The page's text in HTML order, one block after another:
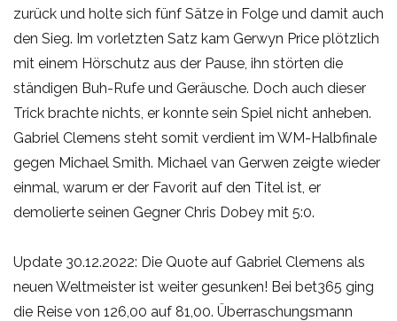
zurück und holte sich fünf Sätze in Folge und damit auch
den Sieg. Im vorletzten Satz kam Gerwyn Price plötzlich
mit einem Hörschutz aus der Pause, ihn störten die
ständigen Buh-Rufe und Geräusche. Doch auch dieser
Trick brachte nichts, er konnte sein Spiel nicht anheben.
Gabriel Clemens steht somit verdient im WM-Halbfinale
gegen Michael Smith. Michael van Gerwen zeigte wieder
einmal, warum er der Favorit auf den Titel ist, er
demolierte seinen Gegner Chris Dobey mit 5:0.
Update 30.12.2022: Die Quote auf Gabriel Clemens als
neuen Weltmeister ist weiter gesunken! Bei bet365 ging
die Reise von 126,00 auf 81,00. Überraschungsmann